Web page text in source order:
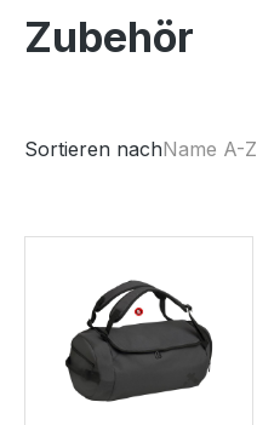
Zubehör
Sortieren nachName A-Z